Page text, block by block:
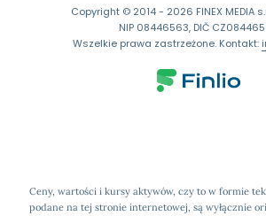
Ceny, wartości i kursy aktywów, czy to w formie
podane na tej stronie internetowej, są wyłącznie
Copyright © 2014 - 2026 FINEX MEDIA
NIP 08446563, DIČ
Wszelkie prawa zastrzeżone. Kontakt: